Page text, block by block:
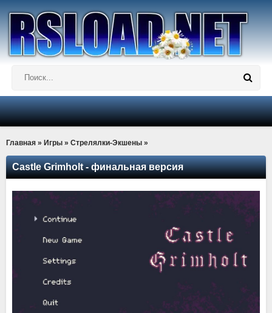
Главная » Игры » Стрелялки-Экшены »
Castle Grimholt - финальная версия